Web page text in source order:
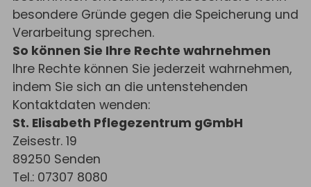
besondere Gründe gegen die Speicherung und
Verarbeitung sprechen.
So können Sie Ihre Rechte wahrnehmen
Ihre Rechte können Sie jederzeit wahrnehmen,
indem Sie sich an die untenstehenden
Kontaktdaten wenden:
St. Elisabeth Pflegezentrum gGmbH
Zeisestr. 19
89250 Senden
Tel.: 07307 8080